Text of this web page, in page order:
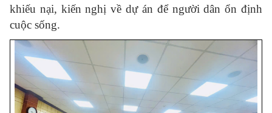
khiếu nại, kiến nghị về dự án để người dân ổn định
cuộc sống.